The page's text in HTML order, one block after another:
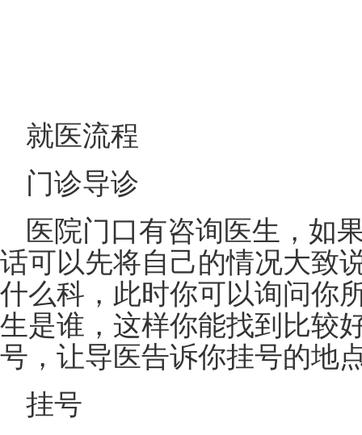
就医流程
门诊导诊
医院门口有咨询医生，如
话可以先将自己的情况大致
什么科，此时你可以询问你
生是谁，这样你能找到比较
号，让导医告诉你挂号的地
挂号